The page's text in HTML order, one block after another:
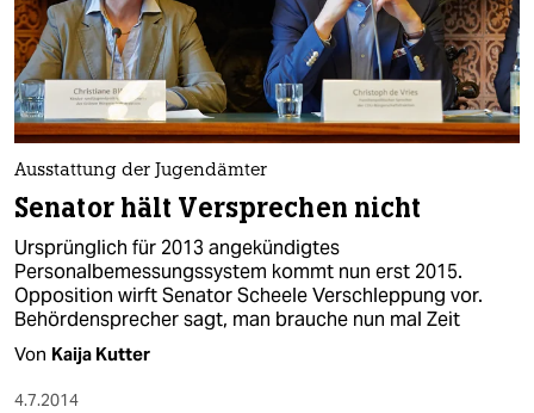
Ausstattung der Jugendämter
Senator hält Versprechen nicht
Ursprünglich für 2013 angekündigtes
Personalbemessungssystem kommt nun erst 2015.
Opposition wirft Senator Scheele Verschleppung vor.
Behördensprecher sagt, man brauche nun mal Zeit
Von Kaija Kutter
4.7.2014